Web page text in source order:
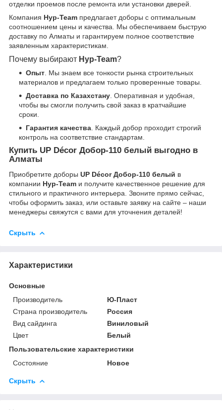
отделки проемов после ремонта или установки дверей.
Компания Нур-Team предлагает доборы с оптимальным
соотношением цены и качества. Мы обеспечиваем быструю
доставку по Алматы и гарантируем полное соответствие
заявленным характеристикам.
Почему выбирают Нур-Team?
Опыт . Мы знаем все тонкости рынка строительных
материалов и предлагаем только проверенные товары.
Доставка по Казахстану . Оперативная и удобная,
чтобы вы смогли получить свой заказ в кратчайшие
сроки.
Гарантия качества . Каждый добор проходит строгий
контроль на соответствие стандартам.
Купить UP Décor Добор-110 белый выгодно в
Алматы
Приобретите доборы UP Décor Добор-110 белый в
компании Нур-Team и получите качественное решение для
стильного и практичного интерьера. Звоните прямо сейчас,
чтобы оформить заказ, или оставьте заявку на сайте – наши
менеджеры свяжутся с вами для уточнения деталей!
Скрыть
Характеристики
Основные
Производитель
Ю-Пласт
Страна производитель
Россия
Вид сайдинга
Виниловый
Цвет
Белый
Пользовательские характеристики
Состояние
Новое
Скрыть